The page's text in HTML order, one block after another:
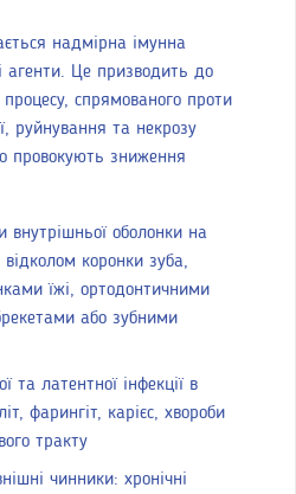
надмірна імунна
агенти. Це призводить до
спрямованого проти
руйнування та некрозу
провокують зниження
внутрішньої оболонки на
коронки зуба,
їжі, ортодонтичними
або зубними
та латентної інфекції в
фарингіт, карієс, хвороби
тракту
чинники: хронічні